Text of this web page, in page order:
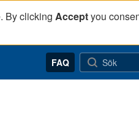
By clicking Acceptyou
FAQ